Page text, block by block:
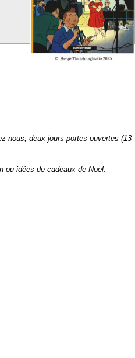
nous, deux jours portes ouvertes (13
ou idées de cadeaux de Noël.